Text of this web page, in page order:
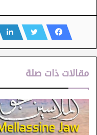
في تطوير صناعة السينما
وتسلّمت الدرع السيدة
البصرية بوزارة الشؤون
حضور لافت لعدد من
ثم انطلقت عروض
الراحلة مفيدة التلاتلي،
التونسية التي تجسد تنوع
التونسية.
مقالات ذات صلة